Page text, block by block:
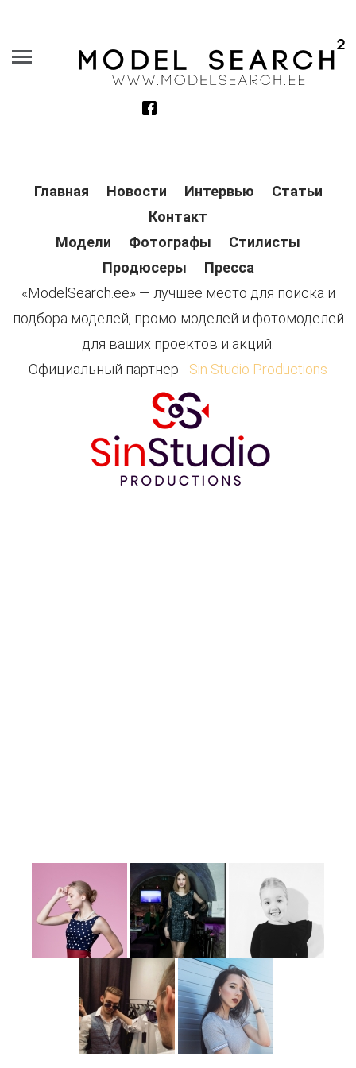
Главная Новости Интервью
Статьи
Контакт
Модели
Фотографы
Стилисты
Продюсеры
Пресса
«ModelSearch.ee» — лучшее место для поиска и
подбора моделей, промо-моделей и фотомоделей
для ваших проектов и акций.
Официальный партнер - Sin Studio Productions